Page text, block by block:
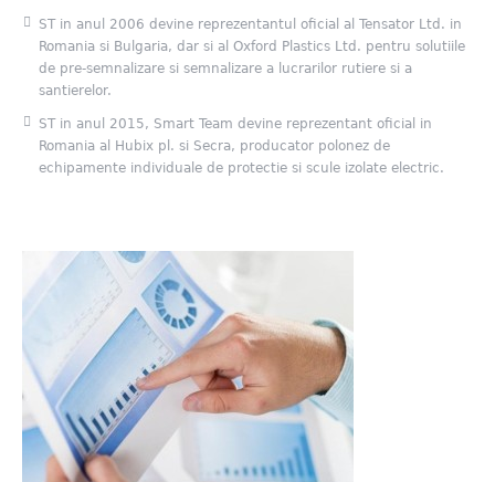
ST in anul 2006 devine reprezentantul oficial al Tensator Ltd. in
Romania si Bulgaria, dar si al Oxford Plastics Ltd. pentru solutiile
de pre-semnalizare si semnalizare a lucrarilor rutiere si a
santierelor.
ST in anul 2015, Smart Team devine reprezentant oficial in
Romania al Hubix pl. si Secra, producator polonez de
echipamente individuale de protectie si scule izolate electric.